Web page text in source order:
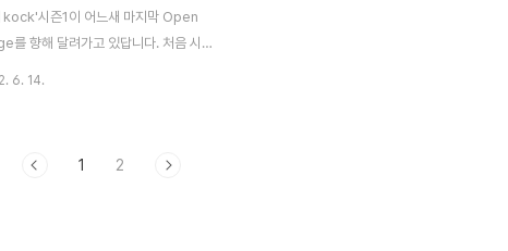
도 하죠. 드로잉레시피라는 말 그대로
그리는 조리법을 ..
kock'시즌1이 어느새 마지막 Open
를 향해 달려가고 있답니다. 처음 시작
더라도 강좌에 대한 걱정과 설렘으로 가
6. 14.
1 2